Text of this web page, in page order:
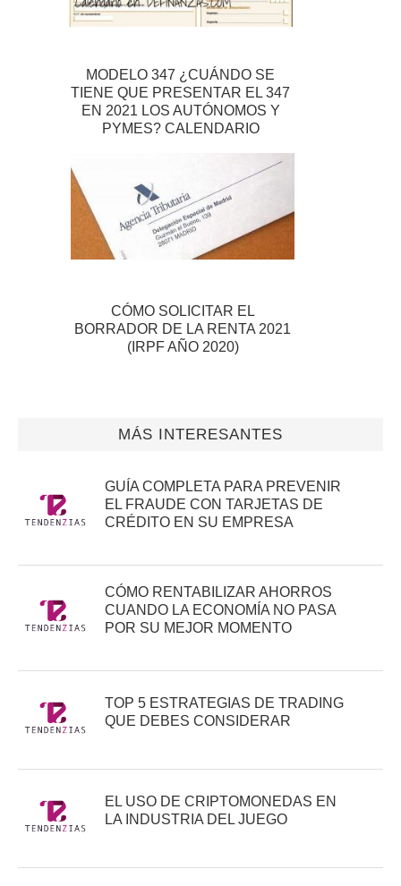
MODELO 347 ¿CUÁNDO SE
TIENE QUE PRESENTAR EL 347
EN 2021 LOS AUTÓNOMOS Y
PYMES? CALENDARIO
CÓMO SOLICITAR EL
BORRADOR DE LA RENTA 2021
(IRPF AÑO 2020)
MÁS INTERESANTES
GUÍA COMPLETA PARA PREVENIR
EL FRAUDE CON TARJETAS DE
CRÉDITO EN SU EMPRESA
CÓMO RENTABILIZAR AHORROS
CUANDO LA ECONOMÍA NO PASA
POR SU MEJOR MOMENTO
TOP 5 ESTRATEGIAS DE TRADING
QUE DEBES CONSIDERAR
EL USO DE CRIPTOMONEDAS EN
LA INDUSTRIA DEL JUEGO